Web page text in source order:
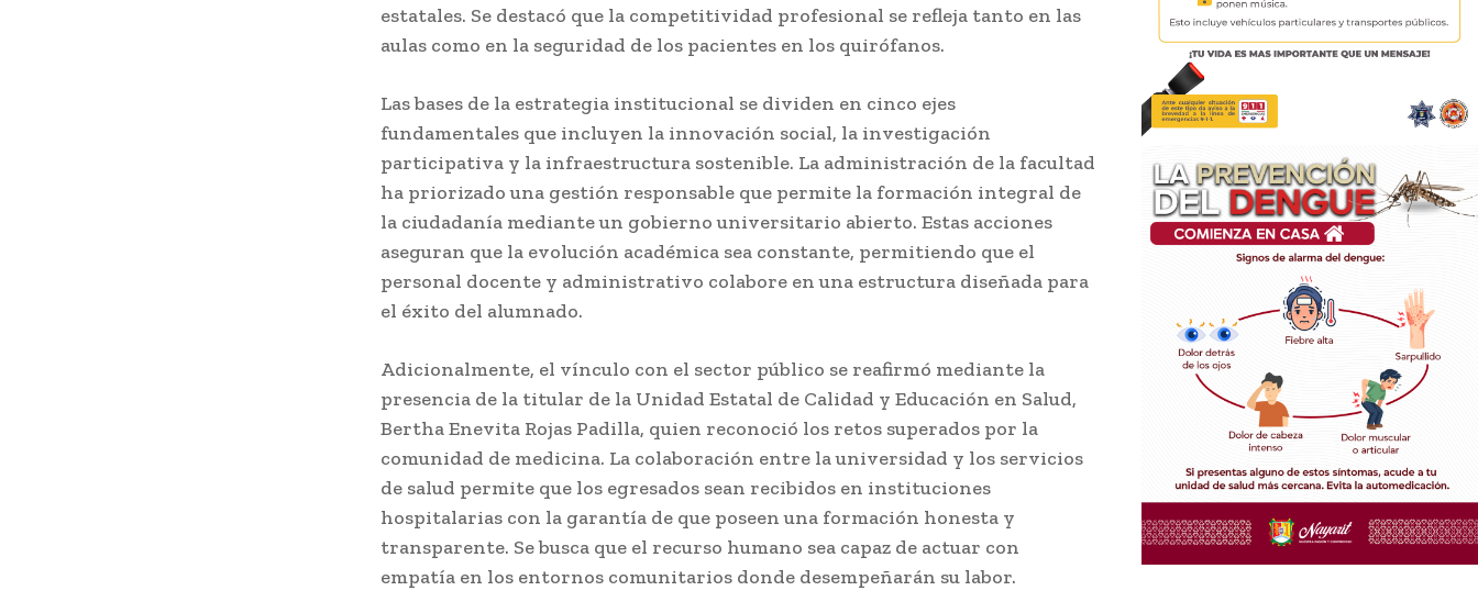
estatales. Se destacó que la competitividad profesional se refleja tanto en las
aulas como en la seguridad de los pacientes en los quirófanos.
Las bases de la estrategia institucional se dividen en cinco ejes
fundamentales que incluyen la innovación social, la investigación
participativa y la infraestructura sostenible. La administración de la facultad
ha priorizado una gestión responsable que permite la formación integral de
la ciudadanía mediante un gobierno universitario abierto. Estas acciones
aseguran que la evolución académica sea constante, permitiendo que el
personal docente y administrativo colabore en una estructura diseñada para
el éxito del alumnado.
Adicionalmente, el vínculo con el sector público se reafirmó mediante la
presencia de la titular de la Unidad Estatal de Calidad y Educación en Salud,
Bertha Enevita Rojas Padilla, quien reconoció los retos superados por la
comunidad de medicina. La colaboración entre la universidad y los servicios
de salud permite que los egresados sean recibidos en instituciones
hospitalarias con la garantía de que poseen una formación honesta y
transparente. Se busca que el recurso humano sea capaz de actuar con
empatía en los entornos comunitarios donde desempeñarán su labor.